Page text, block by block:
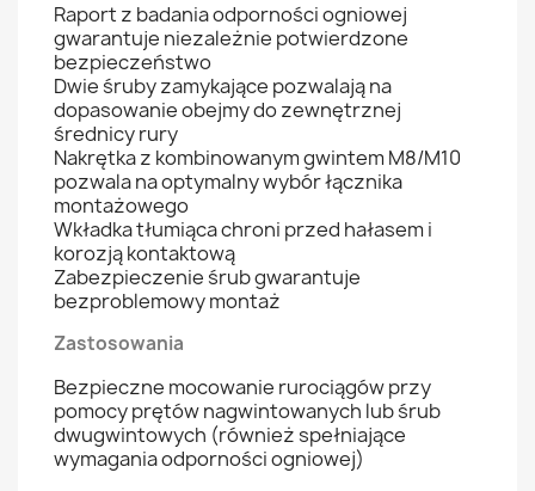
Raport z badania odporności ogniowej
gwarantuje niezależnie potwierdzone
bezpieczeństwo
Dwie śruby zamykające pozwalają na
dopasowanie obejmy do zewnętrznej
średnicy rury
Nakrętka z kombinowanym gwintem M8/M10
pozwala na optymalny wybór łącznika
montażowego
Wkładka tłumiąca chroni przed hałasem i
korozją kontaktową
Zabezpieczenie śrub gwarantuje
bezproblemowy montaż
Zastosowania
Bezpieczne mocowanie rurociągów przy
pomocy prętów nagwintowanych lub śrub
dwugwintowych (również spełniające
wymagania odporności ogniowej)